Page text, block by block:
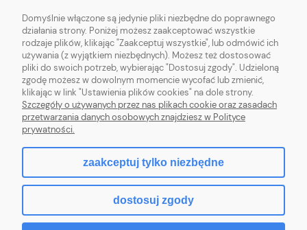
MOJE KONTO
Sklep z włóczką. Internetowa pasmanteria. Włóczki wełniane. Włóczki
bawełniane. Tanie włóczki. Włóczki ręcznie farbowane.
Sklep internetowy Shoper.pl
Domyślnie włączone są jedynie pliki niezbędne do poprawnego
działania strony. Poniżej możesz zaakceptować wszystkie
rodzaje plików, klikając "Zaakceptuj wszystkie", lub odmówić ich
używania (z wyjątkiem niezbędnych). Możesz też dostosować
pliki do swoich potrzeb, wybierając "Dostosuj zgody". Udzieloną
zgodę możesz w dowolnym momencie wycofać lub zmienić,
klikając w link "Ustawienia plików cookies" na dole strony.
Szczegóły o używanych przez nas plikach cookie oraz zasadach
przetwarzania danych osobowych znajdziesz w Polityce
prywatności.
zaakceptuj tylko niezbędne
dostosuj zgody